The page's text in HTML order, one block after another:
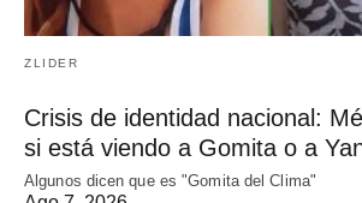
ZLIDER
Crisis de identidad nacional:
si está viendo a Gomita o a
Algunos dicen que es "Gomita del Clima"